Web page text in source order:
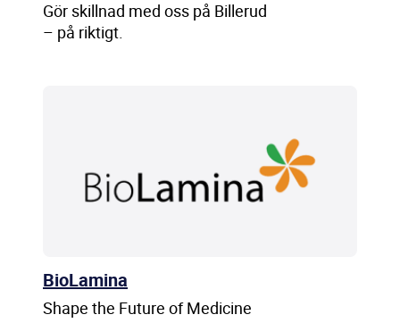
Gör skillnad med oss på Billerud
– på riktigt.
BioLamina
Shape the Future of Medicine